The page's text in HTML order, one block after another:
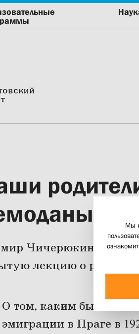
Чичерюкин-
лекцию о русской
О том, каким был
эмиграции в Праге в
Мы